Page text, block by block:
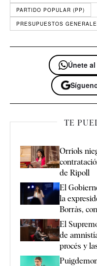
PARTIDO POPULAR (PP)
PRESUPUESTOS
Únete
TE
Orriols
de Ripoll
El
la
Borràs,
El
de
procés y